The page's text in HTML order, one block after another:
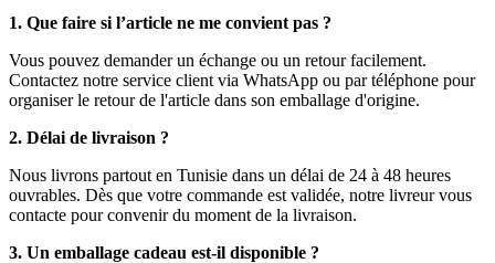
1. Que faire si l’article ne me convient pas ?
Vous pouvez demander un échange ou un retour facilement.
Contactez notre service client via WhatsApp ou par téléphone pour
organiser le retour de l'article dans son emballage d'origine.
2. Délai de livraison ?
Nous livrons partout en Tunisie dans un délai de 24 à 48 heures
ouvrables. Dès que votre commande est validée, notre livreur vous
contacte pour convenir du moment de la livraison.
3. Un emballage cadeau est-il disponible ?